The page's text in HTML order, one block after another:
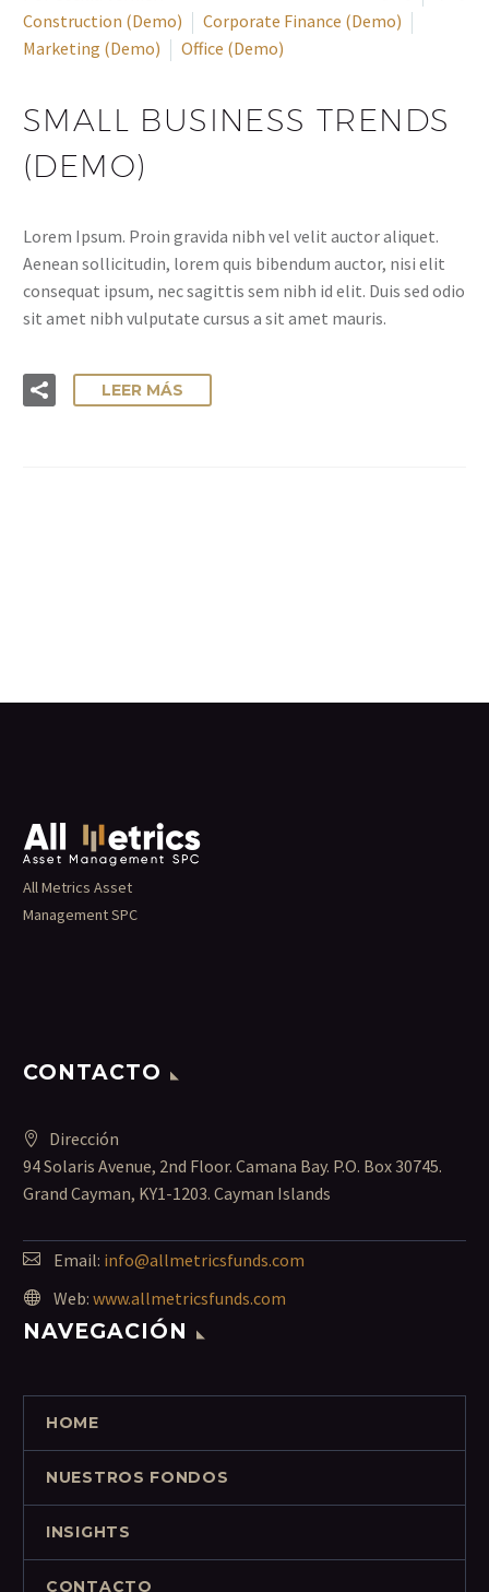
Construction (Demo)
Corporate Finance (Demo)
Marketing (Demo)
Office (Demo)
SMALL BUSINESS TRENDS
(DEMO)
Lorem Ipsum. Proin gravida nibh vel velit auctor aliquet.
Aenean sollicitudin, lorem quis bibendum auctor, nisi elit
consequat ipsum, nec sagittis sem nibh id elit. Duis sed odio
sit amet nibh vulputate cursus a sit amet mauris.
LEER MÁS
All Metrics Asset
Management SPC
CONTACTO
Dirección
94 Solaris Avenue, 2nd Floor. Camana Bay. P.O. Box 30745.
Grand Cayman, KY1-1203. Cayman Islands
Email: info@allmetricsfunds.com
Web: www.allmetricsfunds.com
NAVEGACIÓN
HOME
NUESTROS FONDOS
INSIGHTS
CONTACTO